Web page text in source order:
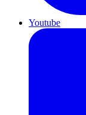
Youtube